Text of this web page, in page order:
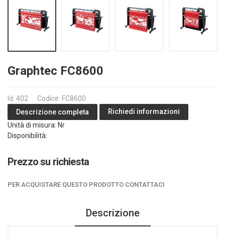
Graphtec FC8600
Id: 402
Codice: FC8600
Descrizione completa
Richiedi informazioni
Unità di misura: Nr
Disponibilità:
Prezzo su richiesta
PER ACQUISTARE QUESTO PRODOTTO CONTATTACI
Descrizione